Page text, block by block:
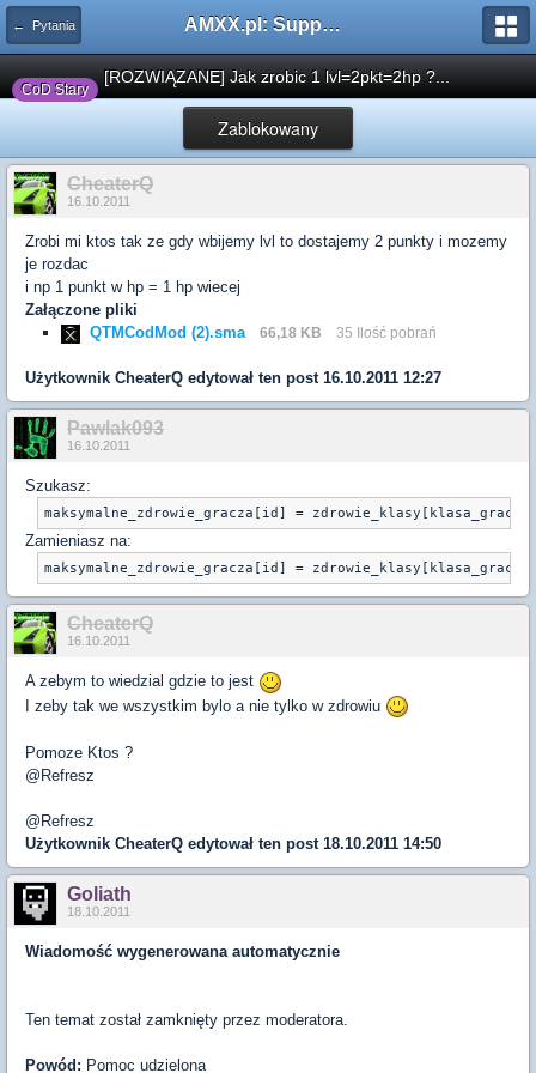
← Pytania AMXX.pl: Support AMX Mod X i SourceMod
CoD Stary
[ROZWIĄZANE] Jak zrobic 1 lvl=2pkt=2hp ?...
Zablokowany
CheaterQ
16.10.2011
Zrobi mi ktos tak ze gdy wbijemy lvl to dostajemy 2 punkty i mozemy
je rozdac
i np 1 punkt w hp = 1 hp wiecej
Załączone pliki
QTMCodMod (2).sma
66,18 KB 35 Ilość pobrań
Użytkownik CheaterQ edytował ten post 16.10.2011 12:27
Pawlak093
16.10.2011
Szukasz:
maksymalne_zdrowie_gracza[id] =
Zamieniasz na:
maksymalne_zdrowie_gracza[id] =
CheaterQ
16.10.2011
A zebym to wiedzial gdzie to jest
I zeby tak we wszystkim bylo a nie tylko w zdrowiu
Pomoze Ktos ?
@Refresz
@Refresz
Użytkownik CheaterQ edytował ten post 18.10.2011 14:50
Goliath
18.10.2011
Wiadomość wygenerowana automatycznie
Ten temat został zamknięty przez moderatora.
Powód: Pomoc udzielona